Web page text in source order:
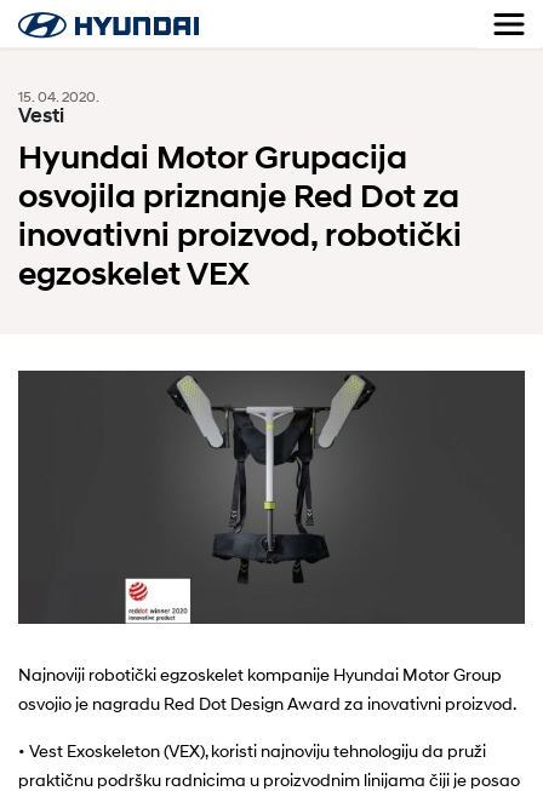
15. 04. 2020.
Vesti
Hyundai Motor Grupacija
osvojila priznanje Red Dot za
inovativni proizvod, robotički
egzoskelet VEX
Najnoviji robotički egzoskelet kompanije Hyundai Motor Group
osvojio je nagradu Red Dot Design Award za inovativni proizvod.
• Vest Exoskeleton (VEX), koristi najnoviju tehnologiju da pruži
praktičnu podršku radnicima u proizvodnim linijama čiji je posao